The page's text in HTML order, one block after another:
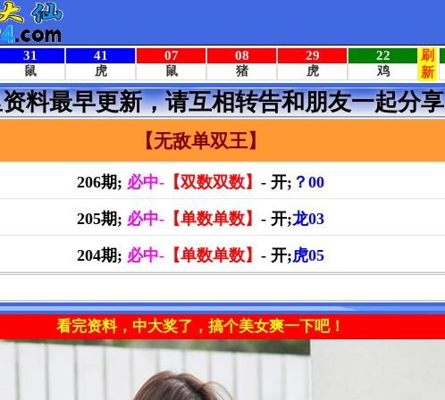
料最早更新，请互相转告和朋友一起分享
【无敌单双王】
206期; 必中-【双数双数】 - 开; ？00
205期; 必中-【单数单数】 - 开;龙03
204期; 必中-【单数单数】 - 开;虎05
看完资料，中大奖了，搞个美女爽一下吧！